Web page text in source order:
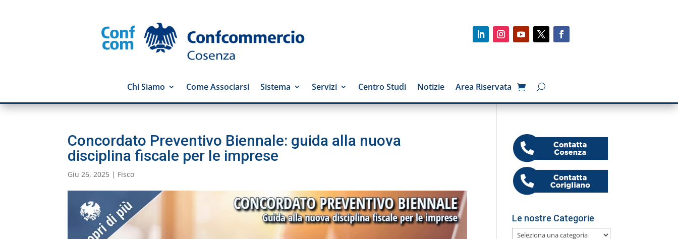
Chi Siamo Come Associarsi Sistema Servizi Centro Studi Notizie Area Riservata
Concordato Preventivo Biennale: guida alla nuova
disciplina fiscale per le imprese
Giu 26, 2025 | Fisco
Le nostre Categorie
Le